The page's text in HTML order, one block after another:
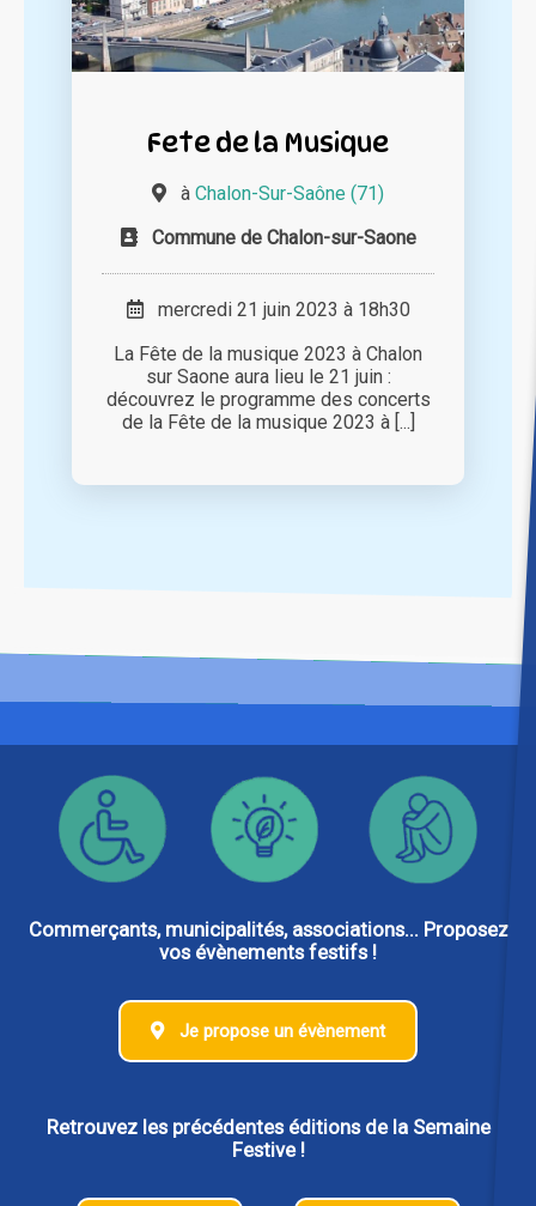
Fete de la Musique
à Chalon-Sur-Saône (71)
Commune de Chalon-sur-Saone
mercredi 21 juin 2023 à 18h30
La Fête de la musique 2023 à Chalon
sur Saone aura lieu le 21 juin :
découvrez le programme des concerts
de la Fête de la musique 2023 à [...]
Commerçants, municipalités, associations... Proposez
vos évènements festifs !
Je propose un évènement
Retrouvez les précédentes éditions de la Semaine
Festive !